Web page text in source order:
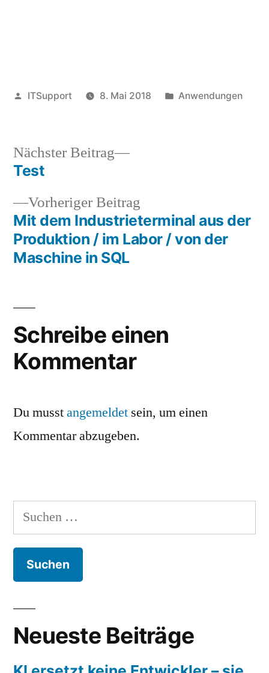
Veröffentlicht
ITSupport 8. Mai 2018
Veröffentlicht
Anwendungen
Beitragsnavigation
Vorheriger Beitrag
Beitrag:
Mit dem Industrieterminal aus der
Produktion / im Labor / von der
Maschine in SQL
Nächster Beitrag
Nächster
Test
Schreibe einen
Kommentar
Du musstangemeldet sein, um einen
Kommentar abzugeben.
Suchen
nach:
Neueste Beiträge